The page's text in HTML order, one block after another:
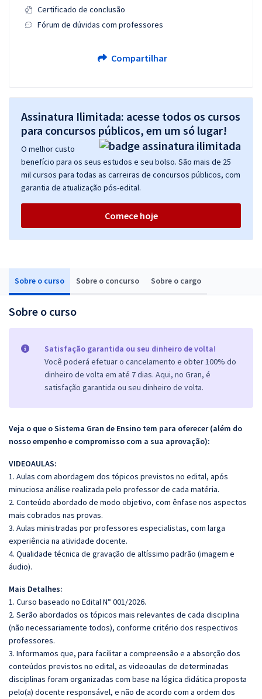
Sobre o curso Sobre o concurso Sobre o cargo
Sobre o curso
Satisfação garantida ou seu dinheiro de volta!
Você poderá efetuar o cancelamento e obter 100% do
dinheiro de volta em até 7 dias. Aqui, no Gran, é
satisfação garantida ou seu dinheiro de volta.
Veja o que o Sistema Gran de Ensino tem para oferecer (além do
nosso empenho e compromisso com a sua aprovação):
VIDEOAULAS:
1. Aulas com abordagem dos tópicos previstos no edital, após
minuciosa análise realizada pelo professor de cada matéria.
2. Conteúdo abordado de modo objetivo, com ênfase nos aspectos
mais cobrados nas provas.
3. Aulas ministradas por professores especialistas, com larga
experiência na atividade docente.
4. Qualidade técnica de gravação de altíssimo padrão (imagem e
áudio).
Mais Detalhes:
1. Curso baseado no Edital N° 001/2026.
2. Serão abordados os tópicos mais relevantes de cada disciplina
(não necessariamente todos), conforme critério dos respectivos
professores.
3. Informamos que, para facilitar a compreensão e a absorção dos
conteúdos previstos no edital, as videoaulas de determinadas
disciplinas foram organizadas com base na lógica didática proposta
pelo(a) docente responsável, e não de acordo com a ordem dos
Certificado de conclusão
Fórum de dúvidas com professores
Compartilhar
Assinatura Ilimitada: acesse todos os cursos
para concursos públicos, em um só lugar!
O melhor custo
benefício para os seus estudos e seu bolso. São mais de 25
mil cursos para todas as carreiras de concursos públicos, com
garantia de atualização pós-edital.
Comece hoje